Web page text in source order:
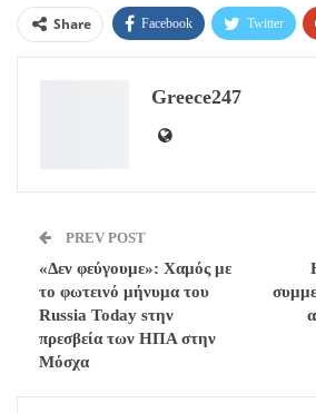
Share Facebook Twitter
Greece247
PREV POST
«Δεν φεύγουμε»: Χαμός με
το φωτεινό μήνυμα του
Russia Today sτην
πρεσβεία των ΗΠΑ στην
Μόσχα